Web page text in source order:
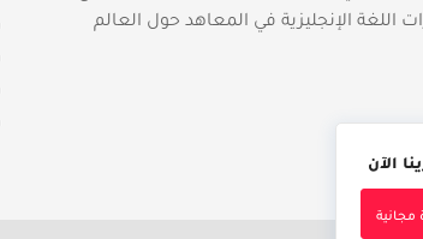
اللغة الإنجليزية في المعاهد حول العالم
الآن